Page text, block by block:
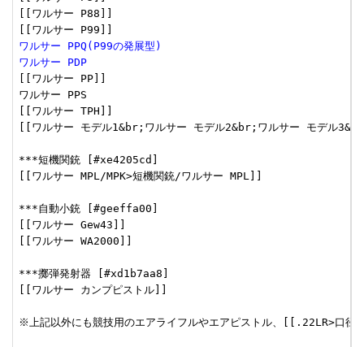
[[ワルサー P88]]
ワルサー PPQ(P99の発展型)
ワルサー PDP
[[ワルサー PP]]
ワルサー PPS
[[ワルサー TPH]]
[[ワルサー モデル1&br;ワルサー モデル2&br;ワルサー モデル
***短機関銃 [#xe4205cd]
[[ワルサー MPL/MPK>短機関銃/ワルサー MPL]]
***自動小銃 [#geeffa00]
[[ワルサー Gew43]]
[[ワルサー WA2000]]
***擲弾発射器 [#xd1b7aa8]
[[ワルサー カンプピストル]]
※上記以外にも競技用のエアライフルやエアピストル、[[.22LR>口径